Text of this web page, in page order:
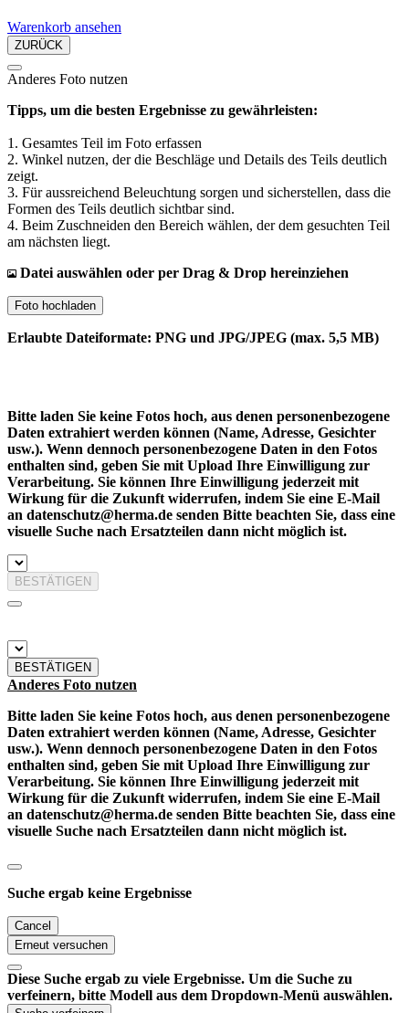
Warenkorb ansehen
ZURÜCK
Anderes Foto nutzen
Tipps, um die besten Ergebnisse zu gewährleisten:
1. Gesamtes Teil im Foto erfassen
2. Winkel nutzen, der die Beschläge und Details des Teils deutlich
zeigt.
3. Für aussreichend Beleuchtung sorgen und sicherstellen, dass die
Formen des Teils deutlich sichtbar sind.
4. Beim Zuschneiden den Bereich wählen, der dem gesuchten Teil
am nächsten liegt.
Datei auswählen oder per Drag & Drop hereinziehen
Foto hochladen
Erlaubte Dateiformate: PNG und JPG/JPEG (max. 5,5 MB)
Bitte laden Sie keine Fotos hoch, aus denen personenbezogene
Daten extrahiert werden können (Name, Adresse, Gesichter
usw.). Wenn dennoch personenbezogene Daten in den Fotos
enthalten sind, geben Sie mit Upload Ihre Einwilligung zur
Verarbeitung. Sie können Ihre Einwilligung jederzeit mit
Wirkung für die Zukunft widerrufen, indem Sie eine E-Mail
an datenschutz@herma.de senden Bitte beachten Sie, dass eine
visuelle Suche nach Ersatzteilen dann nicht möglich ist.
BESTÄTIGEN
BESTÄTIGEN
Anderes Foto nutzen
Bitte laden Sie keine Fotos hoch, aus denen personenbezogene
Daten extrahiert werden können (Name, Adresse, Gesichter
usw.). Wenn dennoch personenbezogene Daten in den Fotos
enthalten sind, geben Sie mit Upload Ihre Einwilligung zur
Verarbeitung. Sie können Ihre Einwilligung jederzeit mit
Wirkung für die Zukunft widerrufen, indem Sie eine E-Mail
an datenschutz@herma.de senden Bitte beachten Sie, dass eine
visuelle Suche nach Ersatzteilen dann nicht möglich ist.
Suche ergab keine Ergebnisse
Cancel
Erneut versuchen
Diese Suche ergab zu viele Ergebnisse. Um die Suche zu
verfeinern, bitte Modell aus dem Dropdown-Menü auswählen.